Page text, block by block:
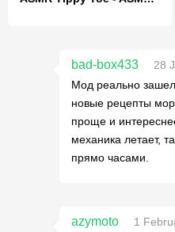
bad-box433
28
Мод реально
новые рецепты
проще и
механика летает,
прямо часами.
azymoto
1